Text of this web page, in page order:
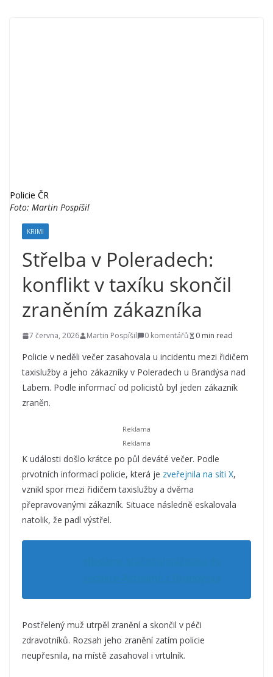
Policie ČR
Foto: Martin Pospíšil
KRIMI
Střelba v Poleradech:
konflikt v taxíku skončil
zraněním zákazníka
7 června, 2026 Martin Pospíšil 0 komentářů 0 min read
Policie v neděli večer zasahovala u incidentu mezi řidičem
taxislužby a jeho zákazníky v Poleradech u Brandýsa nad
Labem. Podle informací od policistů byl jeden zákazník
zraněn.
K události došlo krátce po půl deváté večer. Podle
prvotních informací policie, která je zveřejnila na síti X,
vznikl spor mezi řidičem taxislužby a dvěma
přepravovanými zákazník. Situace následně eskalovala
natolik, že padl výstřel.
Postřelený muž utrpěl zranění a skončil v péči
zdravotníků. Rozsah jeho zranění zatím policie
neupřesnila, na místě zasahoval i vrtulník.